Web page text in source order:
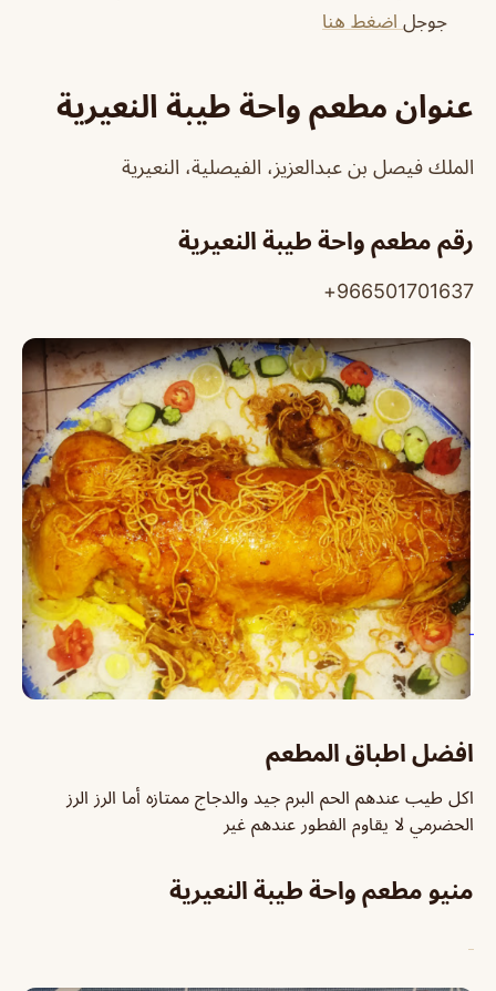
جوجل اضغط هنا
عنوان مطعم واحة طيبة النعيرية
الملك فيصل بن عبدالعزيز، الفيصلية، النعيرية
رقم مطعم واحة طيبة النعيرية
966501701637+
افضل اطباق المطعم
اكل طيب عندهم الحم البرم جيد والدجاج ممتازه أما الرز الرز
الحضرمي لا يقاوم الفطور عندهم غير
منيو مطعم واحة طيبة النعيرية